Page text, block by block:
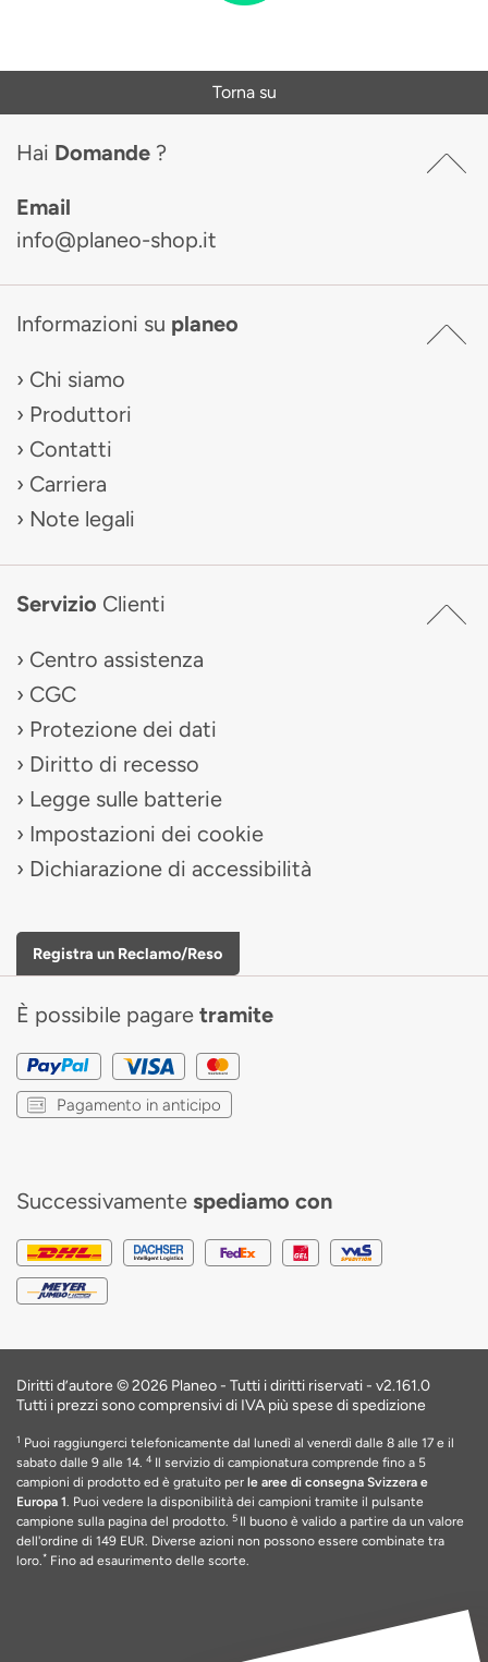
Torna su
Hai Domande ?
Email
info@planeo-shop.it
Informazioni su planeo
Chi siamo
Produttori
Contatti
Carriera
Note legali
Servizio Clienti
Centro assistenza
CGC
Protezione dei dati
Diritto di recesso
Legge sulle batterie
Impostazioni dei cookie
Dichiarazione di accessibilità
Registra un Reclamo/Reso
È possibile pagare tramite
Pagamento in anticipo
Successivamente spediamo con
Diritti d’autore © 2026 Planeo - Tutti i diritti riservati - v2.161.0
Tutti i prezzi sono comprensivi di IVA più spese di spedizione
1 Puoi raggiungerci telefonicamente dal lunedì al venerdì dalle 8 alle 17 e il
sabato dalle 9 alle 14. 4 Il servizio di campionatura comprende fino a 5
campioni di prodotto ed è gratuito per le aree di consegna Svizzera e
Europa 1. Puoi vedere la disponibilità dei campioni tramite il pulsante
campione sulla pagina del prodotto. 5 Il buono è valido a partire da un valore
dell'ordine di 149 EUR. Diverse azioni non possono essere combinate tra
loro.* Fino ad esaurimento delle scorte.